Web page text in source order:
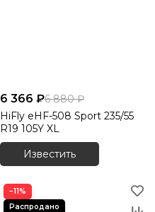
6 366 ₽6 880 ₽
HiFly eHF-508 Sport 235/55
R19 105Y XL
Известить
−11%